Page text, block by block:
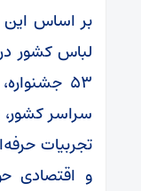
بر اساس این
۵۳
سراسر کشور،
تجربیات
و اقتصادی